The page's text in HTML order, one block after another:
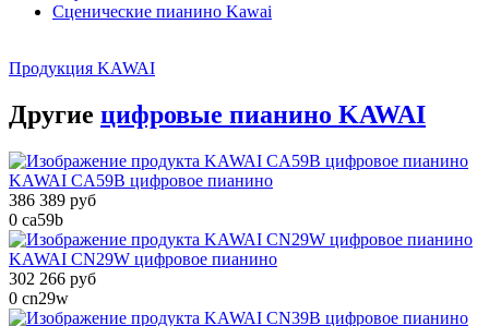
Сценические пианино Kawai
Продукция KAWAI
Другие цифровые пианино KAWAI
KAWAI CA59B цифровое пианино
386 389 руб
0 ca59b
KAWAI CN29W цифровое пианино
302 266 руб
0 cn29w